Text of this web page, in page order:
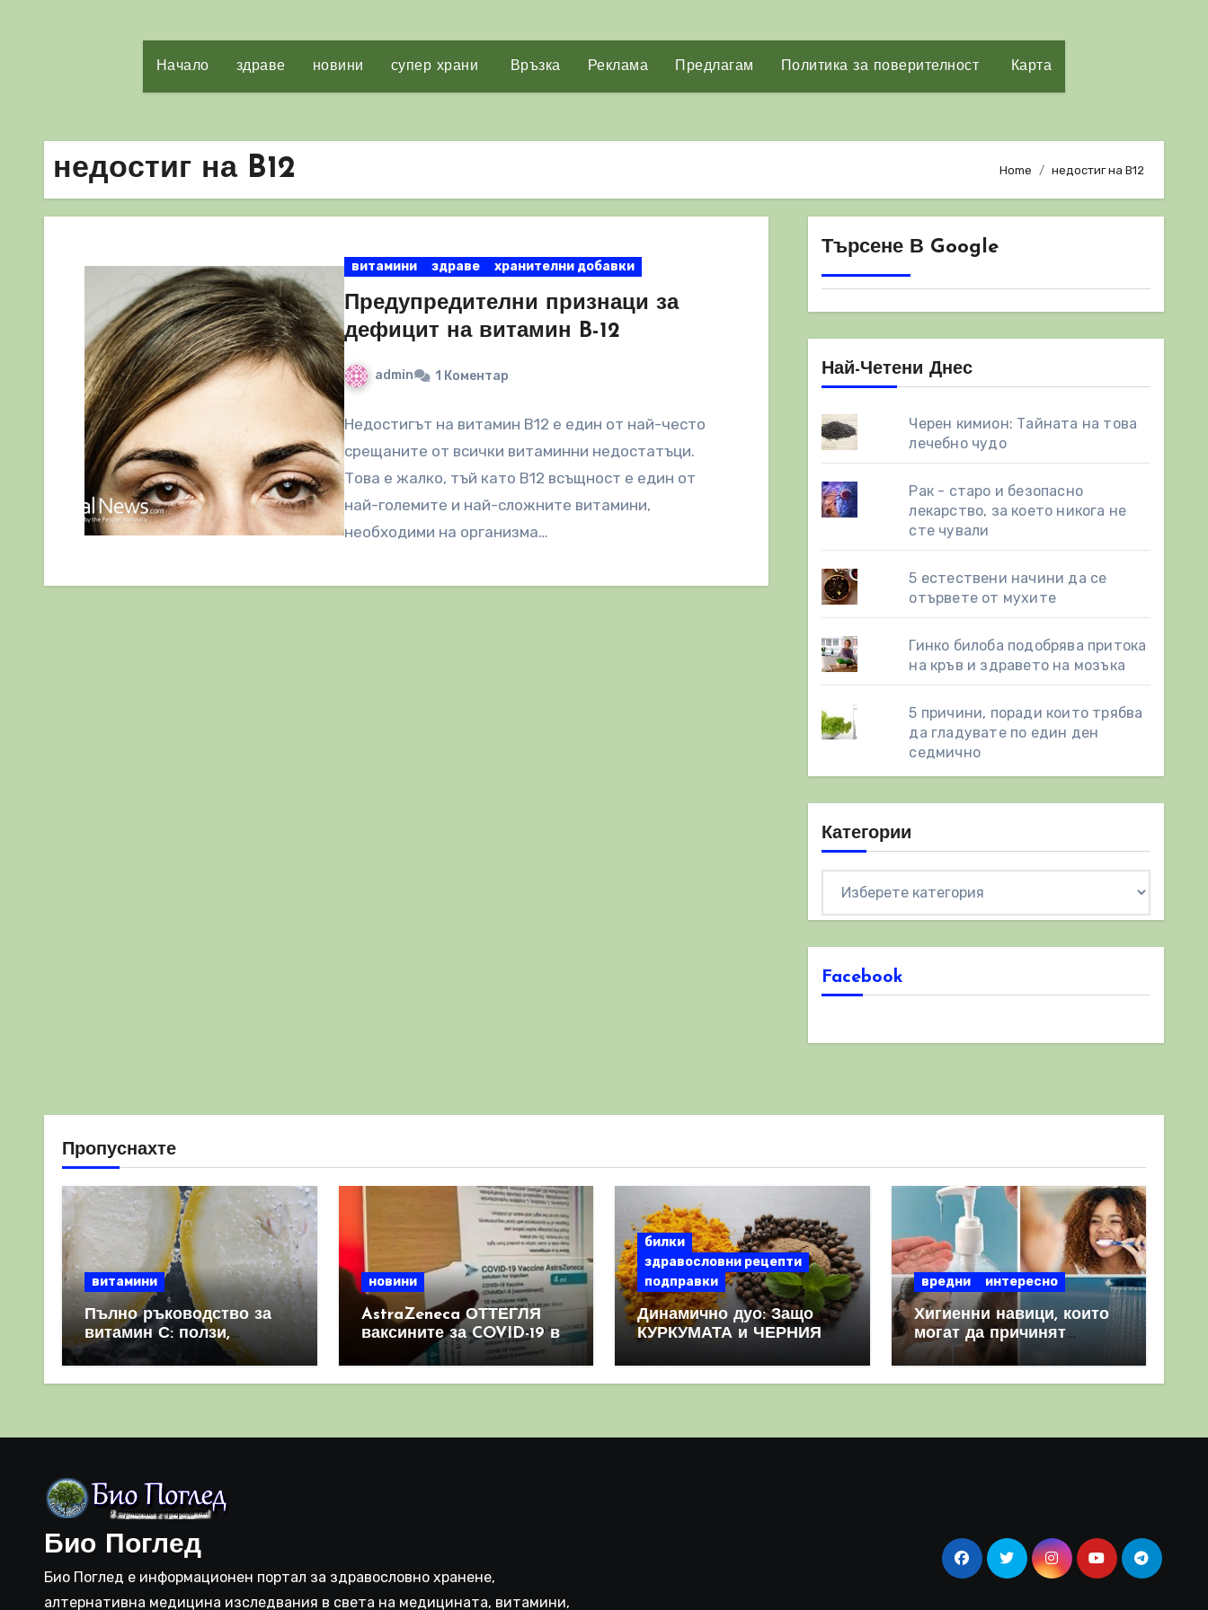
Начало здраве новини супер храни Връзка Реклама Предлагам Политика за поверителност Карта
недостиг на B12 Home недостиг на B12
витамини здраве хранителни добавки
Предупредителни признаци за
дефицит на витамин B-12
admin 1 Коментар
Недостигът на витамин В12 е един от най-често
срещаните от всички витаминни недостатъци.
Това е жалко, тъй като B12 всъщност е един от
най-големите и най-сложните витамини,
необходими на организма…
Търсене В Google
Най-Четени Днес
Черен кимион: Тайната на това
лечебно чудо
Рак - старо и безопасно
лекарство, за което никога не
сте чували
5 естествени начини да се
отървете от мухите
Гинко билоба подобрява притока
на кръв и здравето на мозъка
5 причини, поради които трябва
да гладувате по един ден
седмично
Категории
Facebook
Пропуснахте
витамини
Пълно ръководство за
витамин С: ползи,
източници и защо е
важен за имунната
новини
AstraZeneca ОТТЕГЛЯ
ваксините за COVID-19 в
световен мащаб, след
като призна, че те
билки
здравословни рецепти
подправки
Динамично дуо: Защо
КУРКУМАТА и ЧЕРНИЯ
комбинация
вредни интересно
Хигиенни навици, които
могат да причинят
повече вреда, отколкото
полза
Био Поглед
Био Поглед е информационен портал за здравословно хранене,
алтернативна медицина изследвания в света на медицината, витамини,